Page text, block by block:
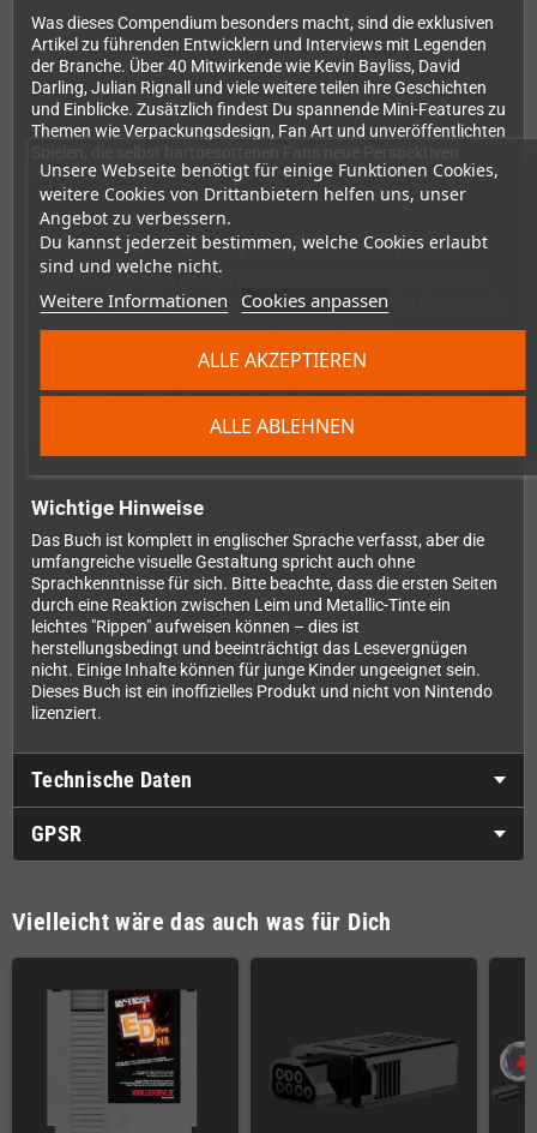
Unsere Webseite benötigt für einige Funktionen Cookies,
weitere Cookies von Drittanbietern helfen uns, unser
Angebot zu verbessern.
Du kannst jederzeit bestimmen, welche Cookies erlaubt
sind und welche nicht.
Weitere Informationen Cookies anpassen
ALLE ABLEHNEN
ALLE AKZEPTIEREN
Was dieses Compendium besonders macht, sind die exklusiven
Artikel zu führenden Entwicklern und Interviews mit Legenden
der Branche. Über 40 Mitwirkende wie Kevin Bayliss, David
Darling, Julian Rignall und viele weitere teilen ihre Geschichten
und Einblicke. Zusätzlich findest Du spannende Mini-Features zu
Themen wie Verpackungsdesign, Fan Art und unveröffentlichten
eröffnen.
Luxuriöse Ausstattung für höchste Ansprüche
Hardcover-Buch kommt in einem 3 mm dicken Schutzkarton mit
spektakulärem Wackelbild-Motiv. Metallic-Tinten,
Spotlack-Veredelung machen dieses Buch zu einem echten
Prunkstück in jeder Sammlung. Die hochwertige Verarbeitung
Wichtige Hinweise
Das Buch ist komplett in englischer Sprache verfasst, aber die
umfangreiche visuelle Gestaltung spricht auch ohne
Sprachkenntnisse für sich. Bitte beachte, dass die ersten Seiten
durch eine Reaktion zwischen Leim und Metallic-Tinte ein
leichtes "Rippen" aufweisen können – dies ist
herstellungsbedingt und beeinträchtigt das Lesevergnügen
nicht. Einige Inhalte können für junge Kinder ungeeignet sein.
Dieses Buch ist ein inoffizielles Produkt und nicht von Nintendo
lizenziert.
Technische Daten
GPSR
Vielleicht wäre das auch was für Dich